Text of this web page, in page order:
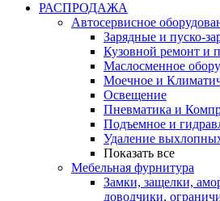
РАСПРОДАЖА
Автосервисное
Зарядные и пуско-
Кузовной ремонт и
Маслосменное
Моечное и
Освещение
Пневматика и
Подъемное и
Удаление
Показать все
Мебельная фурнитура
Замки, защелки,
доводчики,